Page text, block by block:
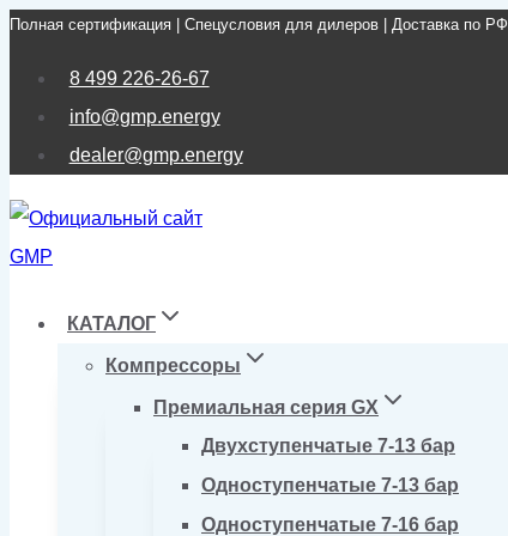
Перейти
Полная сертификация | Спецусловия для дилеров | Доставка по РФ
8 499 226-26-67
info@gmp.energy
dealer@gmp.energy
КАТАЛОГ
Компрессоры
Премиальная серия GX
Двухступенчатые 7-13 бар
Одноступенчатые 7-13 бар
Одноступенчатые 7-16 бар